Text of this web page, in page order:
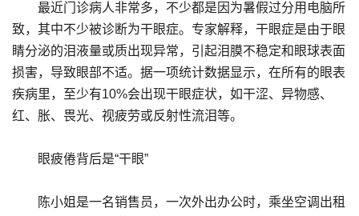
最近门诊病人非常多，不少都是因为暑假过分用电脑所
致，其中不少被诊断为干眼症。专家解释，干眼症是由于眼
睛分泌的泪液量或质出现异常，引起泪膜不稳定和眼球表面
损害，导致眼部不适。据一项统计数据显示，在所有的眼表
疾病里，至少有10%会出现干眼症状，如干涩、异物感、
红、胀、畏光、视疲劳或反射性流泪等。
眼疲倦背后是“干眼”
陈小姐是一名销售员，一次外出办公时，乘坐空调出租